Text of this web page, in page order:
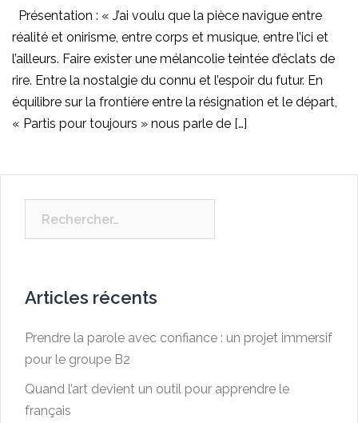
Présentation : « J’ai voulu que la pièce navigue entre
réalité et onirisme, entre corps et musique, entre l’ici et
l’ailleurs. Faire exister une mélancolie teintée d’éclats de
rire. Entre la nostalgie du connu et l’espoir du futur. En
équilibre sur la frontière entre la résignation et le départ,
« Partis pour toujours » nous parle de […]
Articles récents
Prendre la parole avec confiance : un projet immersif
pour le groupe B2
Quand l’art devient un outil pour apprendre le
français